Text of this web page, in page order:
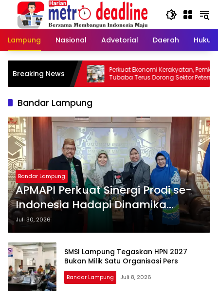
Langsung
konten
Lampung
Nasional Advetorial Daerah Hukum
Breaking News
Taman
Ditata
Perkuat Ekonomi Kerakyatan, Pemkab
Tubaba Terus Dorong Sektor Peternakan
dan Penyaluran KUR
Bandar Lampung
Bandar Lampung
APMAPI Perkuat Sinergi Prodi se-
Indonesia Hadapi Dinamika
Regulasi dan Era Digital 5.0
Juli 30, 2026
SMSI Lampung Tegaskan HPN 2027
Bukan Milik Satu Organisasi Pers
Bandar Lampung Juli 8, 2026